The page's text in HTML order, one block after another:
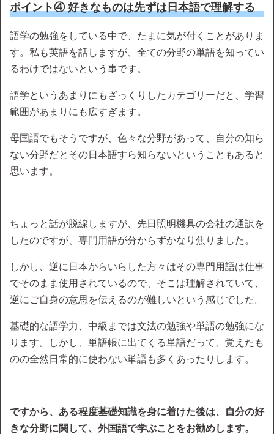
ポイント④ 好きなものは先ずは日本語で理解する
語学の勉強をしている中で、たまに気が付くことがありま
す。私も英語を話しますが、全ての分野の単語を知ってい
るわけではないという事です。
語学というあまりにもざっくりしたカテゴリーだと、学習
範囲があまりにも広すぎます。
母国語でもそうですが、色々な分野があって、自分の知ら
ない分野だとその日本語すら知らないということもあると
思います。
ちょっと話が脱線しますが、先日照明機具の会社の通訳を
したのですが、専門用語が分からずかなり焦りました。
しかし、逆に日本からいらした方々はその専門用語は仕事
でそのまま使用されているので、そこは理解されていて、
逆にご自身の意思を伝えるのが難しいという感じでした。
基礎的な語学力、中級までは文法の勉強や単語の勉強にな
ります。しかし、単語帳に出てくる単語だって、覚えたも
のの全然日常的に使わない単語も多くあったりします。
ですから、ある程度基礎知識を身に着けた後は、自分の好
きな分野に関して、外国語で学ぶことをお勧めします。